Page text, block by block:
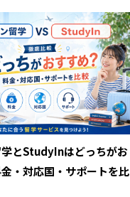
とStudyInはどっちがお
・対応国・サポートを比